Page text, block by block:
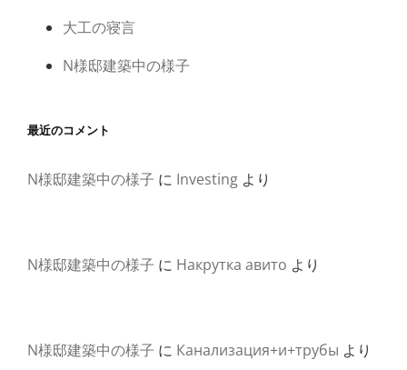
大工の寝言
N様邸建築中の様子
最近のコメント
N様邸建築中の様子 に Investing より
N様邸建築中の様子 に Накрутка авито より
N様邸建築中の様子 に Канализация+и+трубы より